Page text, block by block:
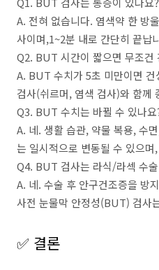
A. 전혀 없습니다. 염색약 한 방
사이며,1~2분 내로 간단히 끝납
Q2. BUT 시간이 짧으면 무조건
A. BUT 수치가 5초 미만이면
검사(쉬르머, 염색 검사)와 함께
Q3. BUT 수치는 바뀔 수 있나요
A. 네. 생활 습관, 약물 복용, 수
는 일시적으로 변동될 수 있으
Q4. BUT 검사는 라식/라섹 수
A. 네. 수술 후 안구건조증을 방
사전 눈물막 안정성(BUT) 검사
✅ 결론